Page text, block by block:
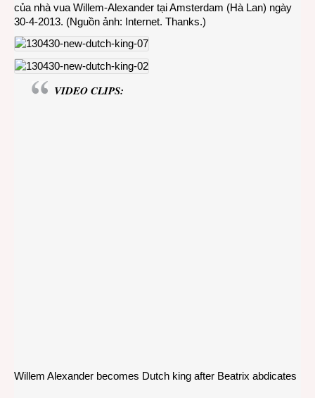
của nhà vua Willem-Alexander tại Amsterdam (Hà Lan) ngày
30-4-2013. (Nguồn ảnh: Internet. Thanks.)
VIDEO CLIPS:
Willem Alexander becomes Dutch king after Beatrix abdicates